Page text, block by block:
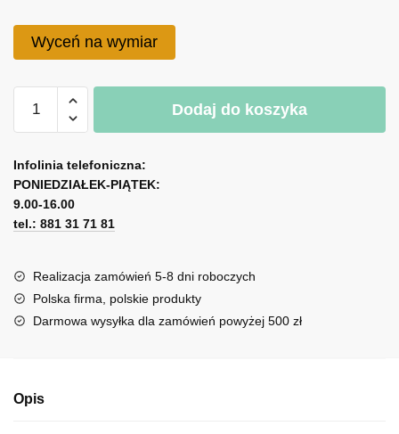
310 zł
Wyceń na wymiar
Dyptyk
-
love
Dodaj do koszyka
l
t
e
r
a
t
i
Infolinia telefoniczna:
PONIEDZIAŁEK-PIĄTEK:
9.00-16.00
tel.: 881 31 71 81
Realizacja zamówień 5-8 dni roboczych
Polska firma, polskie produkty
Darmowa wysyłka dla zamówień powyżej 500 zł
Opis